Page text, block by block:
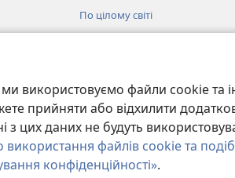
використовуємо файли cookie та
прийняти або відхилити
цих даних не будуть
файлів cookie та
конфіденційності».
По цілому світі
УМОВИ ВИКОРИСТАННЯ